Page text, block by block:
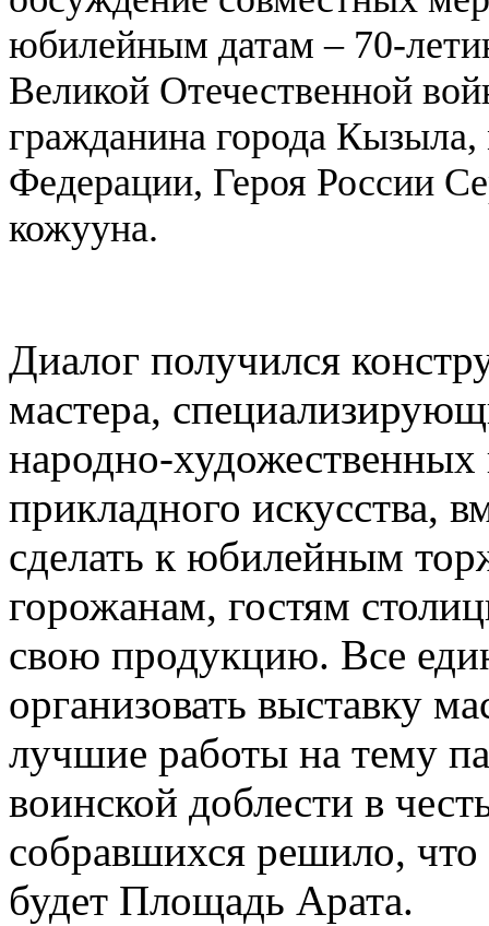
юбилейным датам – 70-
Великой Отечественной
гражданина города
Федерации, Героя России
кожууна.
Диалог получился
мастера,
народно-
прикладного искусства,
сделать к юбилейным
горожанам, гостям
свою продукцию. Все
организовать выставку
лучшие работы на тему
воинской доблести в
собравшихся решило,
будет Площадь Арата.